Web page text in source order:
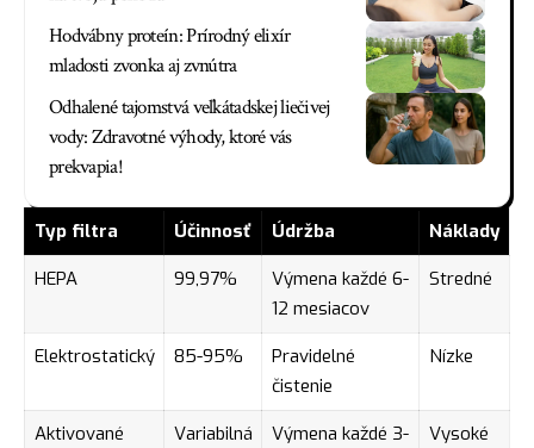
Hodvábny proteín: Prírodný elixír
mladosti zvonka aj zvnútra
Odhalené tajomstvá veľkátadskej liečivej
vody: Zdravotné výhody, ktoré vás
prekvapia!
Typ filtra Účinnosť Údržba
Náklady
HEPA
99,97%
Výmena každé 6-
12 mesiacov
Stredné
Elektrostatický 85-95%
Pravidelné
čistenie
Nízke
Aktivované
Variabilná
Výmena každé 3-
Vysoké